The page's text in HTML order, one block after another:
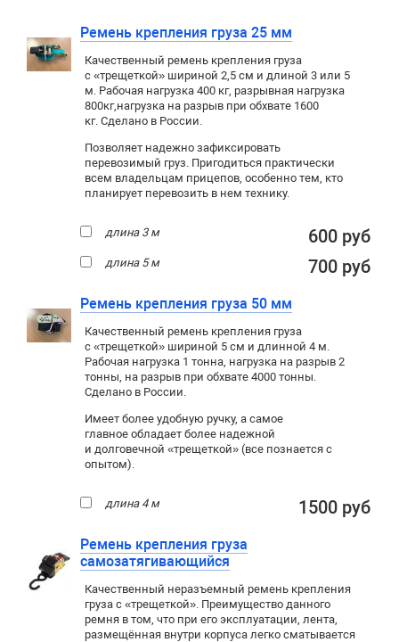
Ремень крепления груза 25 мм
Качественный ремень крепления груза
с «трещеткой» шириной 2,5 см и длиной 3 или 5
м. Рабочая нагрузка 400 кг, разрывная нагрузка
800кг,нагрузка на разрыв при обхвате 1600
кг. Сделано в России.
Позволяет надежно зафиксировать
перевозимый груз. Пригодиться практически
всем владельцам прицепов, особенно тем, кто
планирует перевозить в нем технику.
длина 3 м 600 руб
длина 5 м 700 руб
Ремень крепления груза 50 мм
Качественный ремень крепления груза
с «трещеткой» шириной 5 см и длинной 4 м.
Рабочая нагрузка 1 тонна, нагрузка на разрыв 2
тонны, на разрыв при обхвате 4000 тонны.
Сделано в России.
Имеет более удобную ручку, а самое
главное обладает более надежной
и долговечной «трещеткой» (все познается с
опытом).
длина 4 м 1500 руб
Ремень крепления груза
самозатягивающийся
Качественный неразъемный ремень крепления
груза с «трещеткой». Преимущество данного
ремня в том, что при его эксплуатации, лента,
размещённая внутри корпуса легко сматывается